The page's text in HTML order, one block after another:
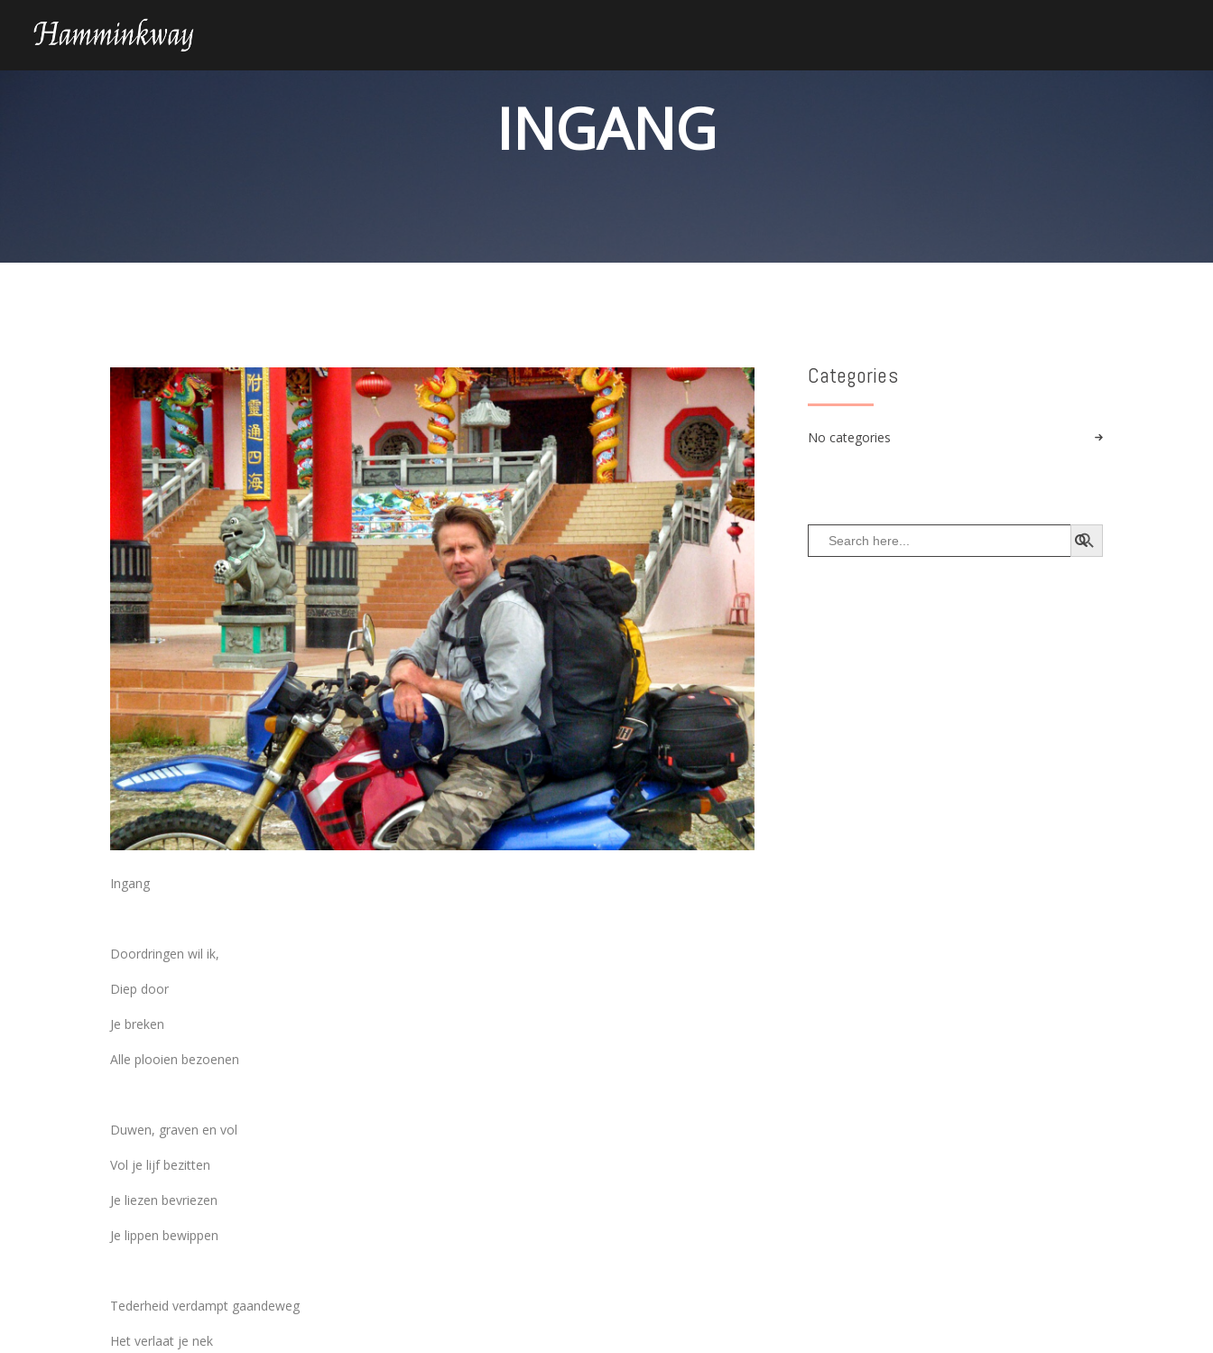
INGANG
Ingang
Doordringen wil ik,
Diep door
Je breken
Alle plooien bezoenen
Duwen, graven en vol
Vol je lijf bezitten
Je liezen bevriezen
Je lippen bewippen
Tederheid verdampt gaandeweg
Het verlaat je nek
Categories
No categories
Search SEARCH BUTTON